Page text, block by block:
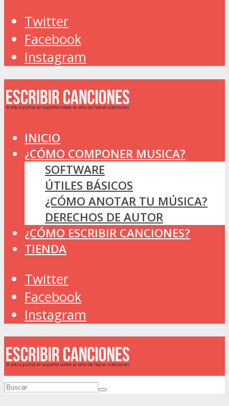
Twitter
Facebook
Instagram
INICIO
¿CÓMO COMPONER MUSICA?
SOFTWARE
ÚTILES BÁSICOS
¿CÓMO ANOTAR TU MÚSICA?
DERECHOS DE AUTOR
¿CÓMO ESCRIBIR CANCIONES?
TIENDA
Twitter
Facebook
Instagram